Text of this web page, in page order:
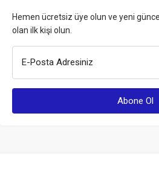
Hemen ücretsiz üye olun ve yeni
olan ilk kişi olun.
E-Posta Adresiniz